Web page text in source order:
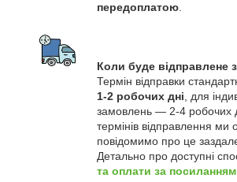
передоплатою.
Коли буде відправлене
Термін відправки
1-2 робочих дні, для
замовлень — 2-4 робочих
термінів відправлення ми
повідомимо про це
Детально про доступні
та оплати за